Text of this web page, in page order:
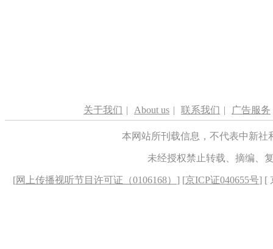
关于我们 | About us | 联系我们 | 广告服务
本网站所刊载信息，不代表中新
未经授权禁止转载、摘编、
[网上传播视听节目许可证（0106168） ] [京ICP证040655号] [